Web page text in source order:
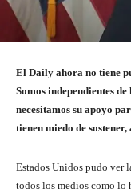
El Daily ahora no tiene
Somos independientes
necesitamos su apoyo
tienen miedo de sostener,
Estados Unidos pudo ver
todos los medios como lo